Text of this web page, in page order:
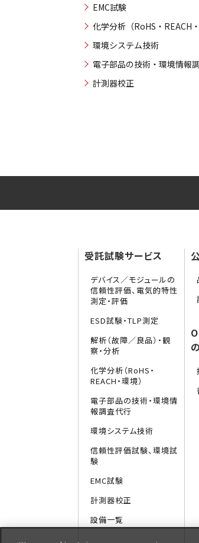
EMC試験
化学分析（RoHS・REACH・
環境システム技術
電子部品の技術・環境情報
計測器校正
受託試験サービス
デバイス／モジュールの
信頼性評価、電気的特性
測定・評価
ESD試験・TLP測定
解析（故障／良品）・観
察・分析
化学分析（RoHS・
REACH・環境）
電子部品の技術・環境情
報調査代行
環境システム技術
信頼性評価試験、環境試
験
EMC試験
計測器校正
設備一覧